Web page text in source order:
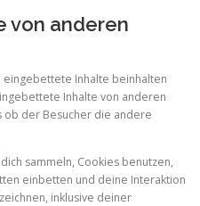
von anderen
Inhalte beinhalten
Inhalte von anderen
ob der Besucher die andere
sammeln, Cookies benutzen,
einbetten und deine Interaktion
inklusive deiner